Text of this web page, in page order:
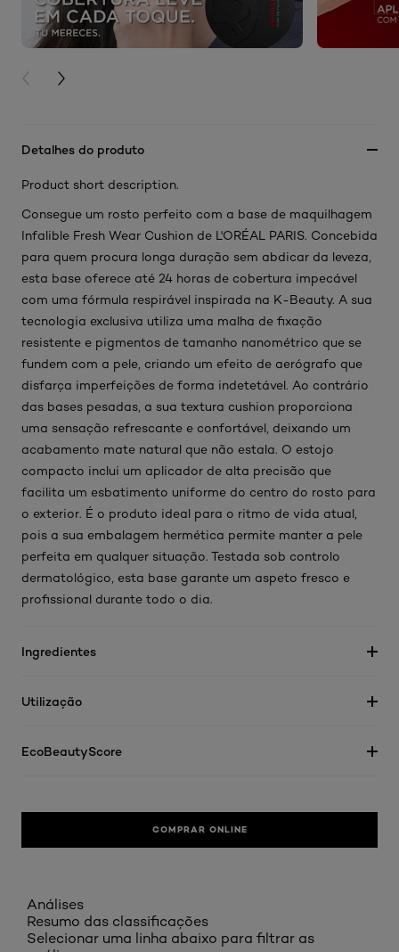
PREVIOUS CARD
NEXT CARD
Detalhes do produto
Product short description.
Consegue um rosto perfeito com a base de maquilhagem
Infalible Fresh Wear Cushion de L'ORÉAL PARIS. Concebida
para quem procura longa duração sem abdicar da leveza,
esta base oferece até 24 horas de cobertura impecável
com uma fórmula respirável inspirada na K-Beauty. A sua
tecnologia exclusiva utiliza uma malha de fixação
resistente e pigmentos de tamanho nanométrico que se
fundem com a pele, criando um efeito de aerógrafo que
disfarça imperfeições de forma indetetável. Ao contrário
das bases pesadas, a sua textura cushion proporciona
uma sensação refrescante e confortável, deixando um
acabamento mate natural que não estala. O estojo
compacto inclui um aplicador de alta precisão que
facilita um esbatimento uniforme do centro do rosto para
o exterior. É o produto ideal para o ritmo de vida atual,
pois a sua embalagem hermética permite manter a pele
perfeita em qualquer situação. Testada sob controlo
dermatológico, esta base garante um aspeto fresco e
profissional durante todo o dia.
Ingredientes
Utilização
EcoBeautyScore
COMPRAR ONLINE
Análises
Resumo das classificações
Selecionar uma linha abaixo para filtrar as